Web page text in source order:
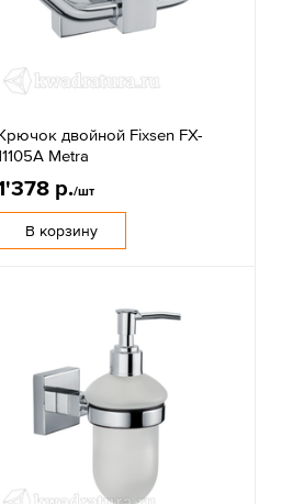
двойной Fixsen FX-
Metra
р./шт
В корзину